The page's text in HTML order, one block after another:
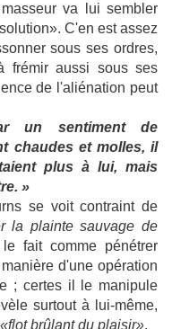
va lui sembler
C'en est assez
sous ses ordres,
frémir aussi sous ses
de l'aliénation peut
un sentiment de
chaudes et molles, il
plus à lui, mais
»
se voit contraint de
la plainte sauvage de
fait comme pénétrer
d'une opération
; certes il le manipule
surtout à lui-même,
«flot brûlant du plaisir».